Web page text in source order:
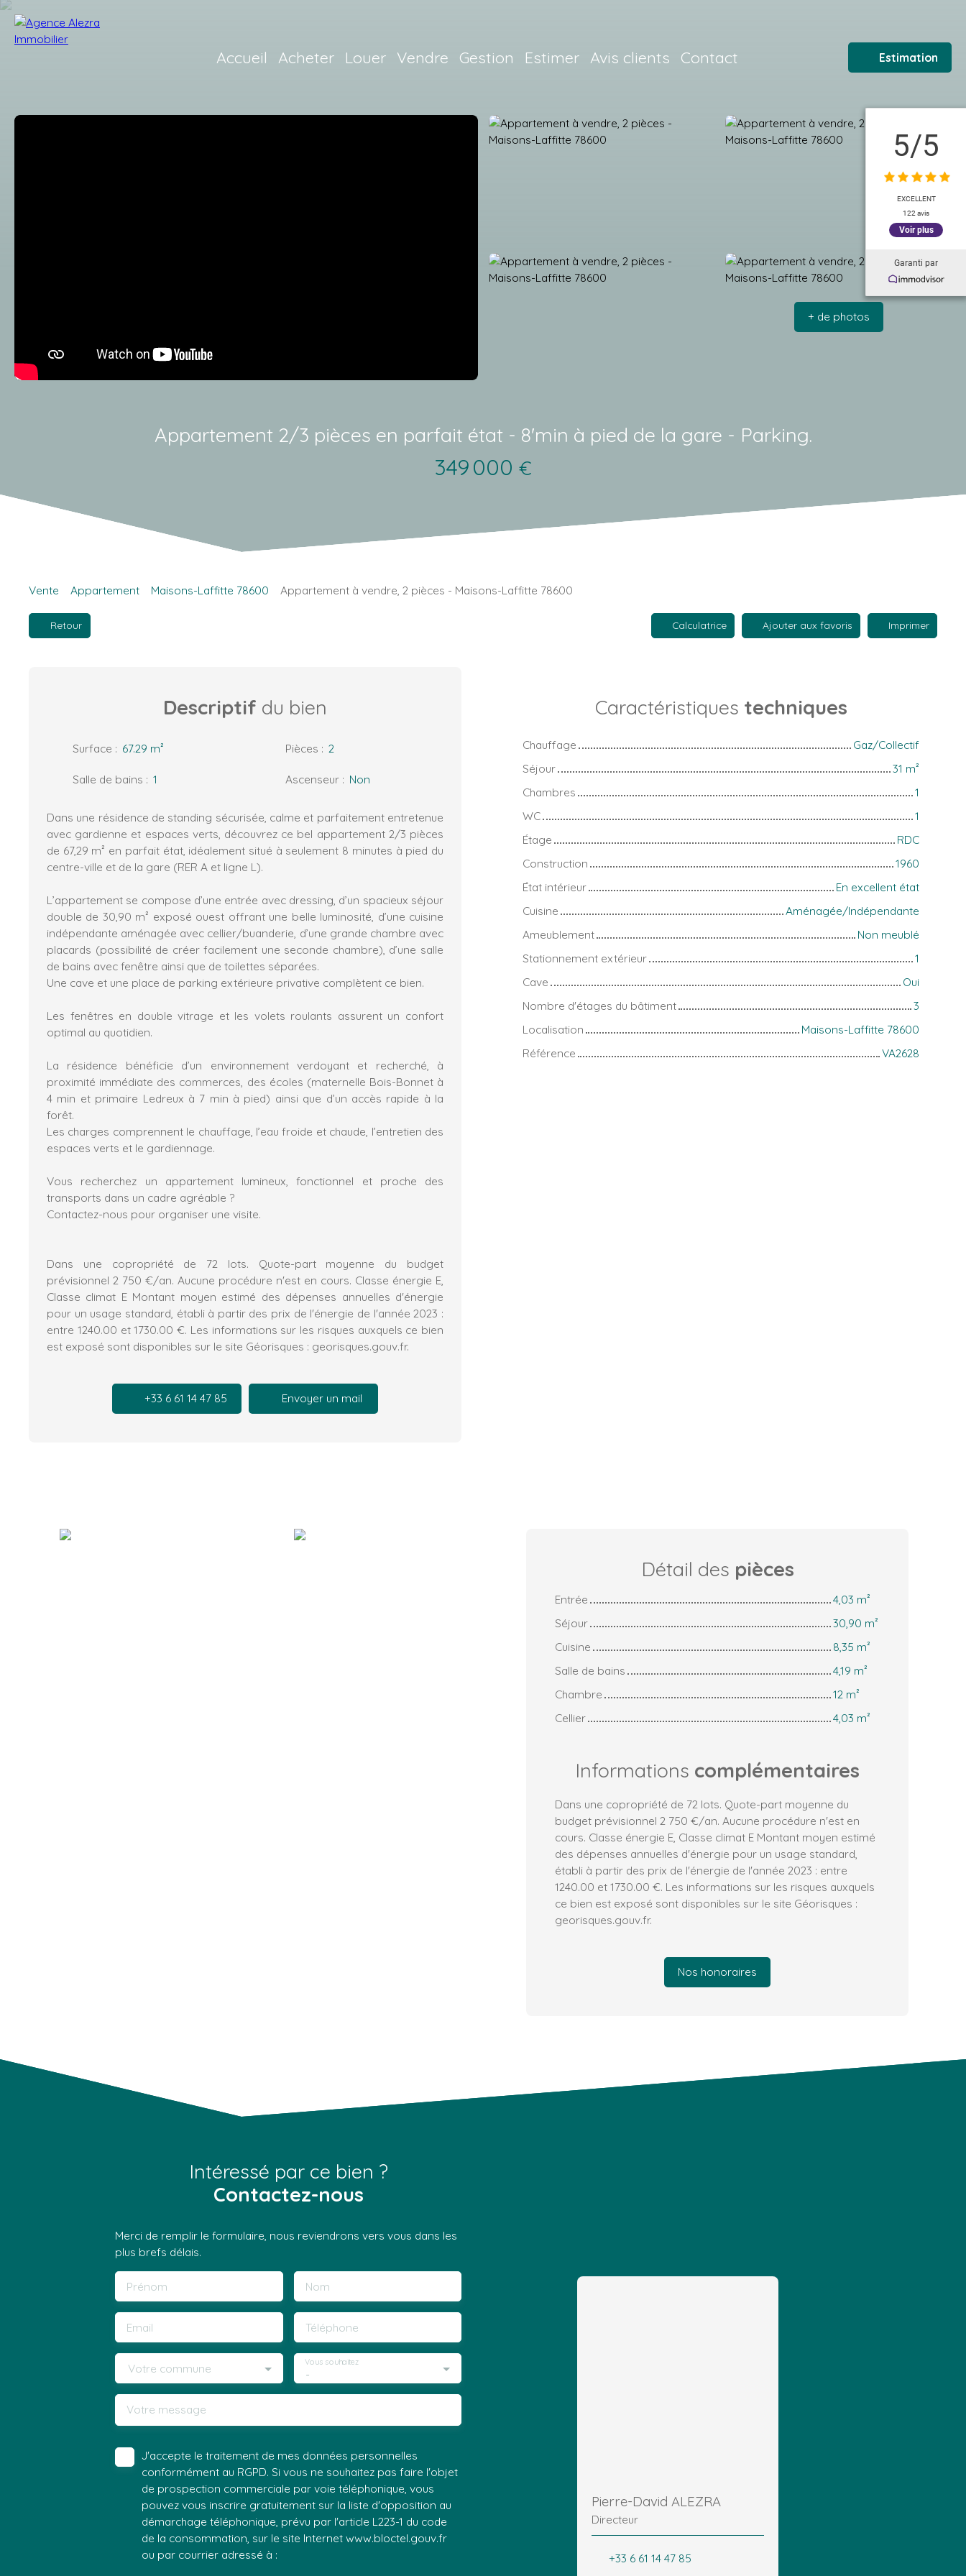
Accueil Acheter Louer Vendre Gestion Estimer Avis clients Contact Estimation
+ de photos
Appartement 2/3 pièces en parfait état - 8'min à pied de la gare - Parking.
349 000 €
Vente Appartement Maisons-Laffitte 78600 Appartement à vendre, 2 pièces - Maisons-Laffitte 78600
Retour Calculatrice Ajouter aux favoris Imprimer
Descriptif du bien
Surface : 67.29 m² Pièces : 2
Salle de bains : 1 Ascenseur : Non
Dans une résidence de standing sécurisée, calme et parfaitement entretenue
avec gardienne et espaces verts, découvrez ce bel appartement 2/3 pièces
de 67,29 m² en parfait état, idéalement situé à seulement 8 minutes à pied du
centre-ville et de la gare (RER A et ligne L).
L’appartement se compose d’une entrée avec dressing, d’un spacieux séjour
double de 30,90 m² exposé ouest offrant une belle luminosité, d’une cuisine
indépendante aménagée avec cellier/buanderie, d’une grande chambre avec
placards (possibilité de créer facilement une seconde chambre), d’une salle
de bains avec fenêtre ainsi que de toilettes séparées.
Une cave et une place de parking extérieure privative complètent ce bien.
Les fenêtres en double vitrage et les volets roulants assurent un confort
optimal au quotidien.
La résidence bénéficie d’un environnement verdoyant et recherché, à
proximité immédiate des commerces, des écoles (maternelle Bois-Bonnet à
4 min et primaire Ledreux à 7 min à pied) ainsi que d’un accès rapide à la
forêt.
Les charges comprennent le chauffage, l’eau froide et chaude, l’entretien des
espaces verts et le gardiennage.
Vous recherchez un appartement lumineux, fonctionnel et proche des
transports dans un cadre agréable ?
Contactez-nous pour organiser une visite.
Dans une copropriété de 72 lots. Quote-part moyenne du budget
prévisionnel 2 750 €/an. Aucune procédure n'est en cours. Classe énergie E,
Classe climat E Montant moyen estimé des dépenses annuelles d'énergie
pour un usage standard, établi à partir des prix de l'énergie de l'année 2023 :
entre 1240.00 et 1730.00 €. Les informations sur les risques auxquels ce bien
est exposé sont disponibles sur le site Géorisques : georisques.gouv.fr.
+33 6 61 14 47 85 Envoyer un mail
Caractéristiques techniques
Chauffage
Gaz/Collectif
Séjour
31 m²
Chambres
1
WC
1
Étage
RDC
Construction
1960
État intérieur
En excellent état
Cuisine
Aménagée/Indépendante
Ameublement
Non meublé
Stationnement extérieur
1
Cave
Oui
Nombre d'étages du bâtiment
3
Localisation
Maisons-Laffitte 78600
Référence
VA2628
Détail des pièces
Entrée
4,03 m²
Séjour
30,90 m²
Cuisine
8,35 m²
Salle de bains
4,19 m²
Chambre
12 m²
Cellier
4,03 m²
Informations complémentaires
Dans une copropriété de 72 lots. Quote-part moyenne du
budget prévisionnel 2 750 €/an. Aucune procédure n'est en
cours. Classe énergie E, Classe climat E Montant moyen estimé
des dépenses annuelles d'énergie pour un usage standard,
établi à partir des prix de l'énergie de l'année 2023 : entre
1240.00 et 1730.00 €. Les informations sur les risques auxquels
ce bien est exposé sont disponibles sur le site Géorisques :
georisques.gouv.fr.
Nos honoraires
Intéressé par ce bien ?
Contactez-nous
Merci de remplir le formulaire, nous reviendrons vers vous dans les
plus brefs délais.
Prénom Nom
Email Téléphone
Votre commune -
Vous souhaitez
Votre message
J'accepte le traitement de mes données personnelles
conformément au RGPD. Si vous ne souhaitez pas faire l'objet
de prospection commerciale par voie téléphonique, vous
pouvez vous inscrire gratuitement sur la liste d'opposition au
démarchage téléphonique, prévu par l'article L223-1 du code
de la consommation, sur le site Internet www.bloctel.gouv.fr
ou par courrier adressé à :
Pierre-David ALEZRA
Directeur
+33 6 61 14 47 85
5/5
EXCELLENT
122 avis
Voir plus
Garanti par